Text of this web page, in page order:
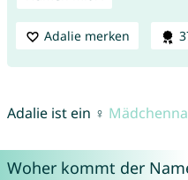
Adalie merken
Adalie ist ein ♀
Woher kommt der